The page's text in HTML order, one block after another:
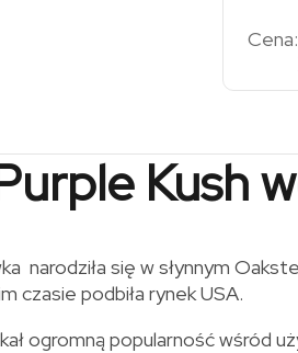
Cena:
Kush
narodziła się w słynnym
czasie podbiła rynek USA.
ogromną popularność wśród